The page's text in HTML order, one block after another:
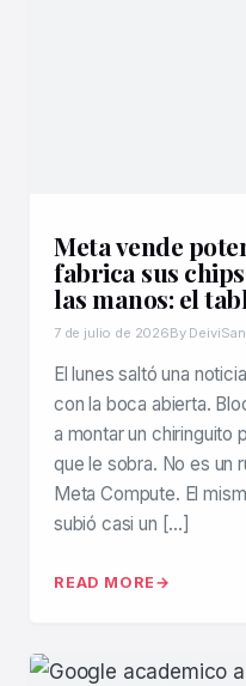
Meta vende
fabrica sus
las manos: el
7 de julio de 2026By
El lunes saltó una
con la boca abierta.
a montar un chiringuito
que le sobra. No es un
Meta Compute. El
subió casi un […]
READ MORE